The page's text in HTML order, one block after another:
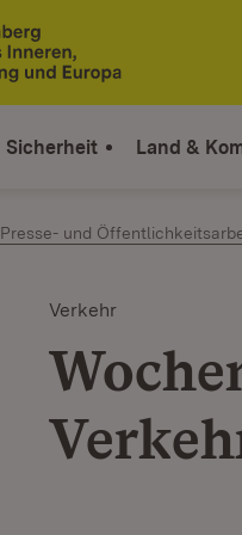
Sicherheit Land &
Presse- und
Verkehr